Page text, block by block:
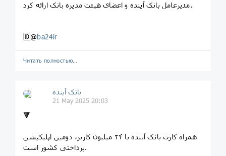
مدیرعامل بانک آینده و اعضای هیئت مدیره بانک ارائه کرد.
🆔@ba24ir
Читать полностью…
بانک آینده
21 May 2025 20:03
🔻
همراه کارت بانک آینده با ۲۴ میلیون کاربر، دومین اپلیکیشن
پرداختی کشور است.